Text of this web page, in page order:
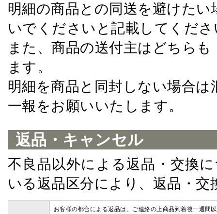
明細の商品との同送を避けた
いでくださいと記載してくださ
また、商品の送付主はどちら
ます。
明細を商品と同封しない場合
一報をお願いいたします。
返品・キャンセル
不良品以外による返品・交換
いる返品区分により、返品・
お客様の都合による返品は、ご連絡の上商品到着後一週間